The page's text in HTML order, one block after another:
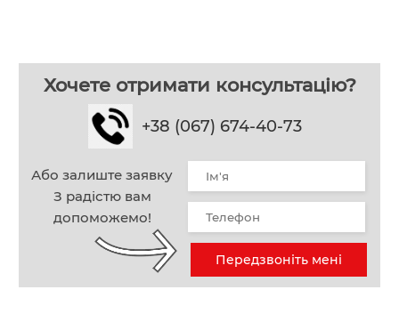
Хочете отримати консультацію?
+38 (067) 674-40-73
Або залиште заявку
З радістю вам
допоможемо!
Передзвоніть мені